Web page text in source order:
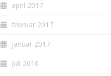
april 2017
februar 2017
januar 2017
juli 2016